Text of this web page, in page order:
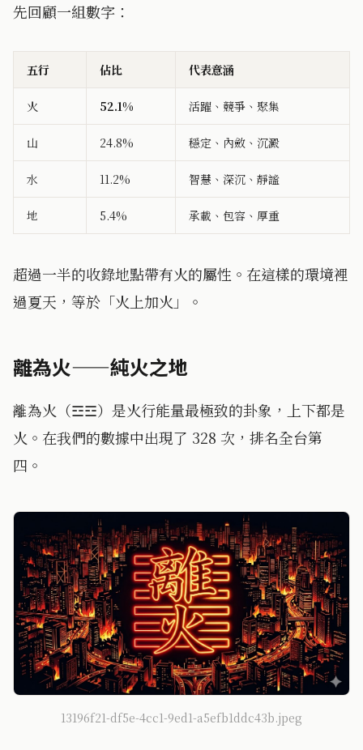
先回顧一組數字：
五行 佔比 代表意涵
火 52.1% 活躍、競爭、聚集
山 24.8% 穩定、內斂、沉澱
水 11.2% 智慧、深沉、靜謐
地 5.4% 承載、包容、厚重
超過一半的收錄地點帶有火的屬性。在這樣的環境裡
過夏天，等於「火上加火」。
離為火——純火之地
離為火（☲☲）是火行能量最極致的卦象，上下都是
火。在我們的數據中出現了 328 次，排名全台第
四。
13196f21-df5e-4cc1-9ed1-a5efb1ddc43b.jpeg